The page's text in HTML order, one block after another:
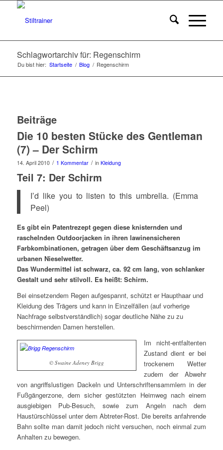
Schlagwortarchiv für: Regenschirm
Du bist hier: Startseite / Blog / Regenschirm
Beiträge
Die 10 besten Stücke des Gentleman
(7) – Der Schirm
14. April 2010 / 1 Kommentar / in Kleidung
Teil 7: Der Schirm
I’d like you to listen to this umbrella. (Emma
Peel)
Es gibt ein Patentrezept gegen diese knisternden und
raschelnden Outdoorjacken in ihren lawinensicheren
Farbkombinationen, getragen über dem Geschäftsanzug im
urbanen Nieselwetter.
Das Wundermittel ist schwarz, ca. 92 cm lang, von schlanker
Gestalt und sehr stilvoll. Es heißt: Schirm.
Bei einsetzendem Regen aufgespannt, schützt er Haupthaar und
Kleidung des Trägers und kann in Einzelfällen (auf vorherige
Nachfrage selbstverständlich) sogar deutliche Nähe zu zu
beschirmenden Damen herstellen.
© Swaine Adeney Brigg
Im nicht-entfaltenten
Zustand dient er bei
trockenem Wetter
zudem der Abwehr
von angriffslustigen Dackeln und Unterschriftensammlern in der
Fußgängerzone, dem sicher gestützten Heimweg nach einem
ausgiebigen Pub-Besuch, sowie zum Angeln nach dem
Haustürschlüssel unter dem Abtreter-Rost. Die bereits anfahrende
Bahn sollte man damit jedoch nicht versuchen, noch einmal zum
Anhalten zu bewegen.